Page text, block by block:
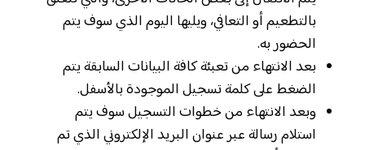
بالتطعيم أو التعافي، ويليها اليوم الذي سوف يتم
الحضور به.
بعد الانتهاء من تعبئة كافة البيانات السابقة يتم
الضغط على كلمة تسجيل الموجودة بالأسفل.
وبعد الانتهاء من خطوات التسجيل سوف يتم
استلام رسالة عبر عنوان البريد الإلكتروني الذي تم